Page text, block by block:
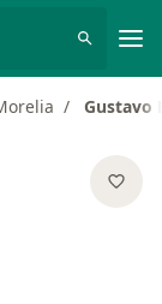
Gustavo